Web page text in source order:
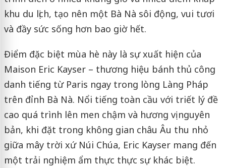
khu du lịch, tạo nên một Bà Nà sôi động, vui tươi
và đầy sức sống hơn bao giờ hết.
Điểm đặc biệt mùa hè này là sự xuất hiện của
Maison Eric Kayser – thương hiệu bánh thủ công
danh tiếng từ Paris ngay trong lòng Làng Pháp
trên đỉnh Bà Nà. Nổi tiếng toàn cầu với triết lý đề
cao quá trình lên men chậm và hương vị nguyên
bản, khi đặt trong không gian châu Âu thu nhỏ
giữa mây trời xứ Núi Chúa, Eric Kayser mang đến
một trải nghiệm ẩm thực thực sự khác biệt.